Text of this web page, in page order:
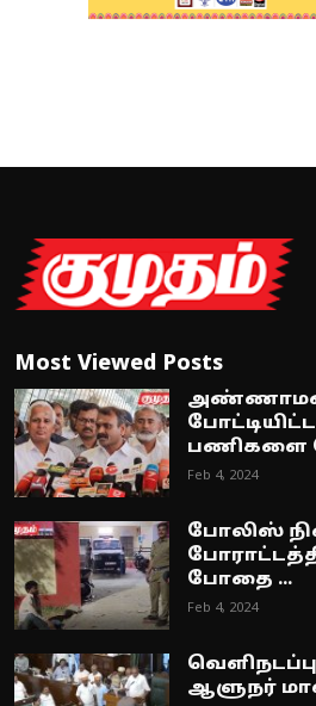
Most Viewed Posts
பணிகளை
Feb 4, 2024
போலிஸ்
போதை ...
Feb 4, 2024
ஆளுநர்